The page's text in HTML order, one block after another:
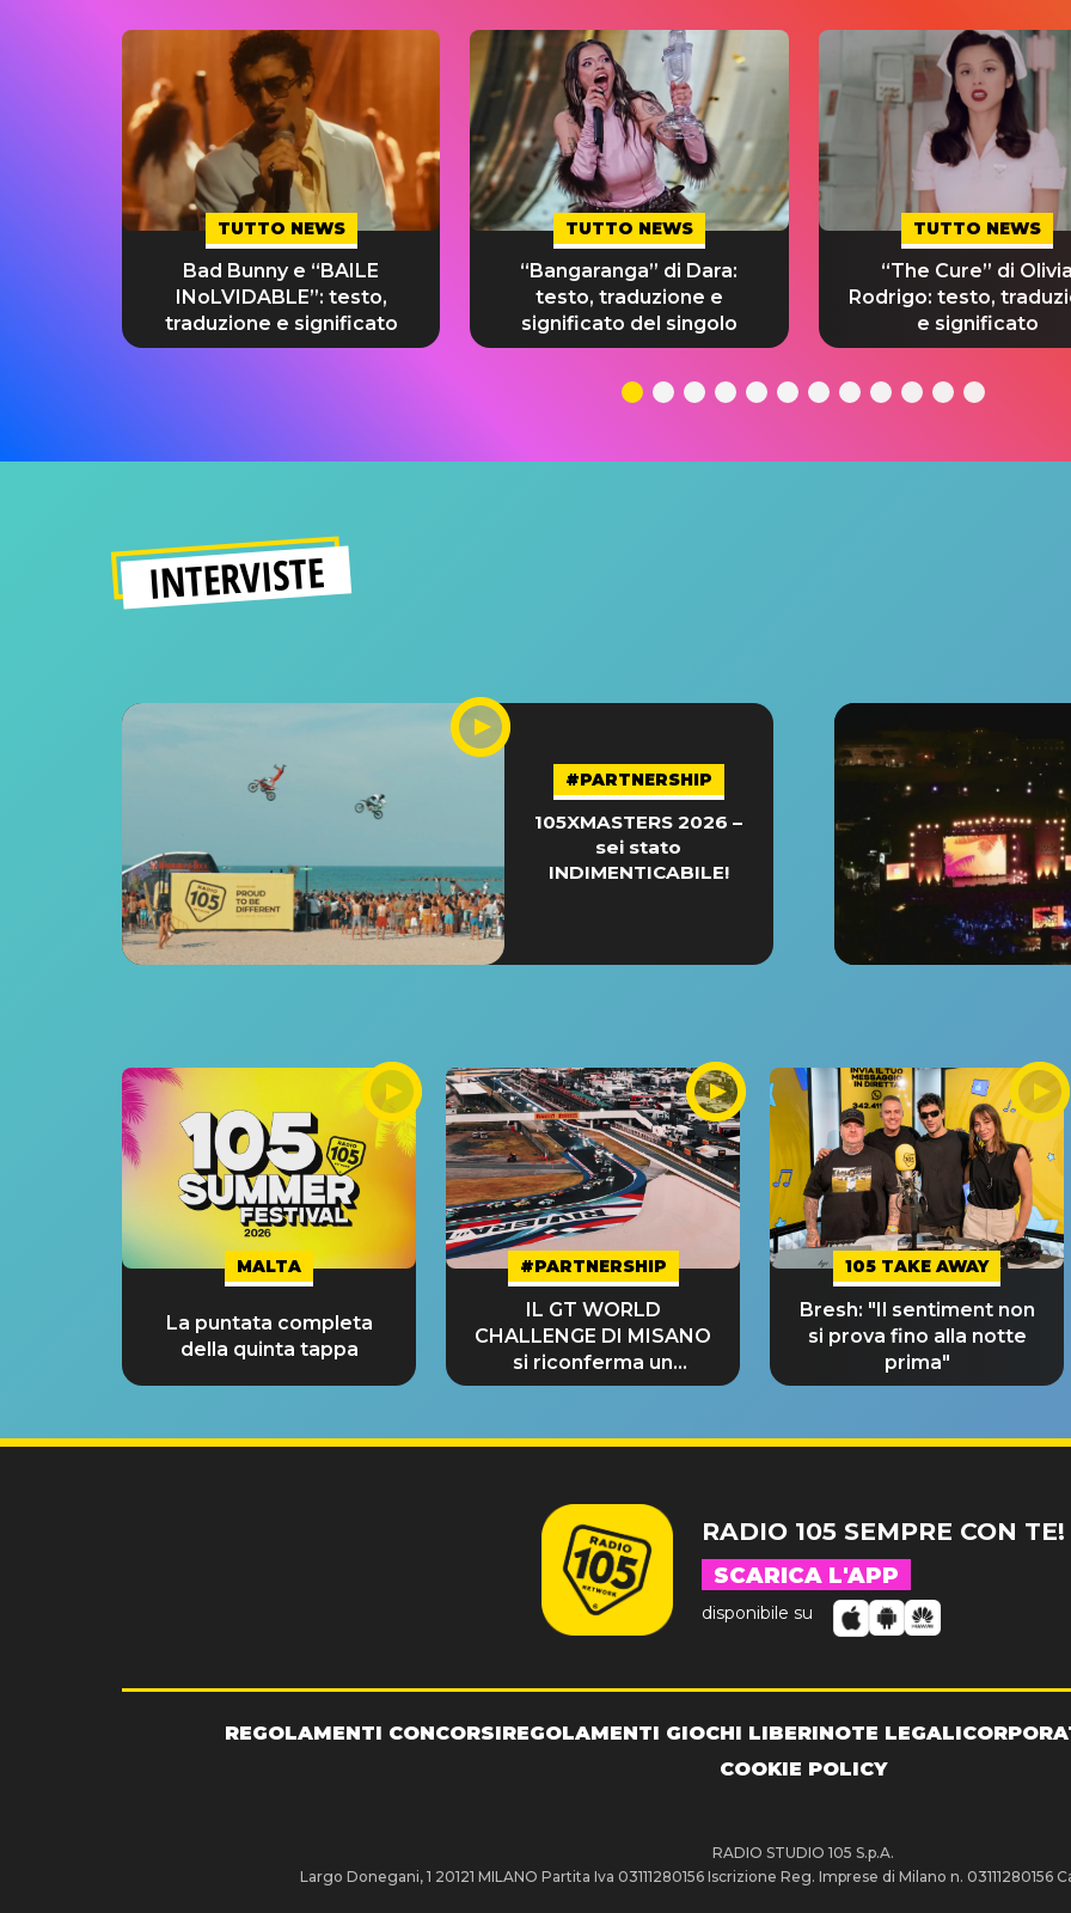
TUTTO NEWS
Bad Bunny e “BAILE
INoLVIDABLE”: testo,
traduzione e significato
TUTTO NEWS
“Bangaranga” di Dara:
testo, traduzione e
significato del singolo
TUTTO NEWS
“The Cure” di Olivia
Rodrigo: testo,
e significato
INTERVISTE
#PARTNERSHIP
105XMASTERS 2026 –
sei stato
INDIMENTICABILE!
MALTA
La puntata completa
della quinta tappa
#PARTNERSHIP
IL GT WORLD
CHALLENGE DI MISANO
si riconferma un
GRANDE SUCCESSO!
105 TAKE AWAY
Bresh: "Il sentiment non
si prova fino alla notte
prima"
RADIO 105 SEMPRE CON TE!
SCARICA L'APP
disponibile su
REGOLAMENTI CONCORSIREGOLAMENTI GIOCHI LIBERINOTE LEGALI
COOKIE POLICY
RADIO STUDIO 105 S.p.A.
Largo Donegani, 1 20121 MILANO Partita Iva 03111280156 Iscrizione Reg. Imprese di Milano n.